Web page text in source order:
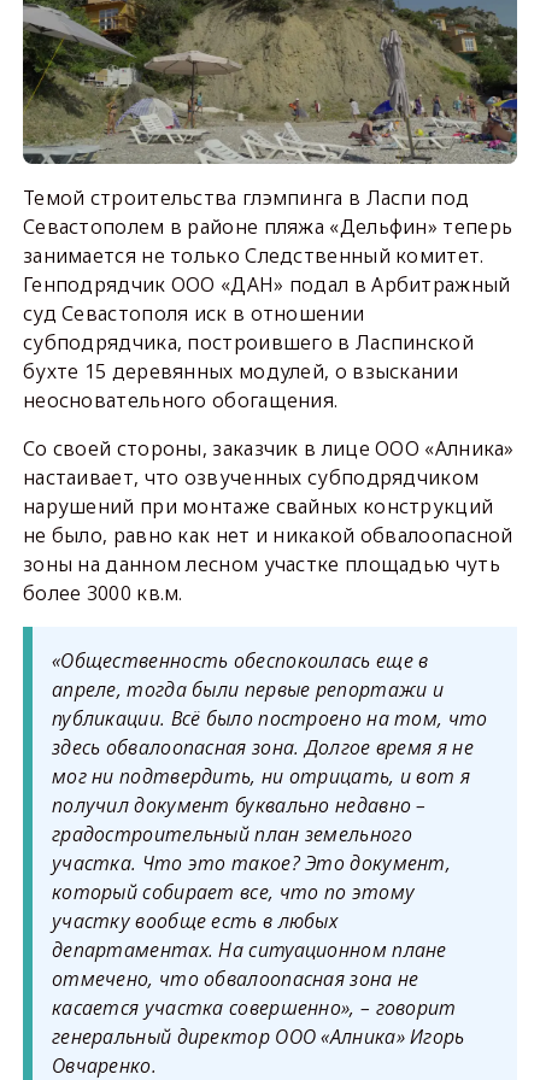
Темой строительства глэмпинга в Ласпи под
Севастополем в районе пляжа «Дельфин» теперь
занимается не только Следственный комитет.
Генподрядчик ООО «ДАН» подал в Арбитражный
суд Севастополя иск в отношении
субподрядчика, построившего в Ласпинской
бухте 15 деревянных модулей, о взыскании
неосновательного обогащения.
Со своей стороны, заказчик в лице ООО «Алника»
настаивает, что озвученных субподрядчиком
нарушений при монтаже свайных конструкций
не было, равно как нет и никакой обвалоопасной
зоны на данном лесном участке площадью чуть
более 3000 кв.м.
«Общественность обеспокоилась еще в
апреле, тогда были первые репортажи и
публикации. Всё было построено на том, что
здесь обвалоопасная зона. Долгое время я не
мог ни подтвердить, ни отрицать, и вот я
получил документ буквально недавно –
градостроительный план земельного
участка. Что это такое? Это документ,
который собирает все, что по этому
участку вообще есть в любых
департаментах. На ситуационном плане
отмечено, что обвалоопасная зона не
касается участка совершенно», – говорит
генеральный директор ООО «Алника» Игорь
Овчаренко.